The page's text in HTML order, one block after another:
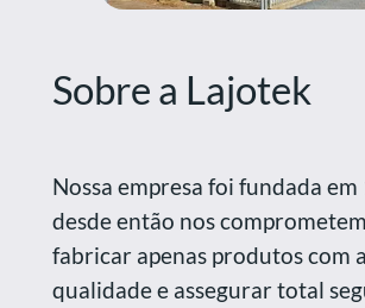
Sobre a Lajotek
Nossa empresa foi fundada em
desde então nos
fabricar apenas produtos com
qualidade e assegurar total